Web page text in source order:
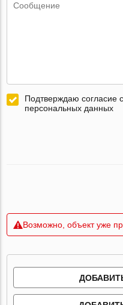
Подтверждаю согласие
персональных данных
Возможно, объект уже